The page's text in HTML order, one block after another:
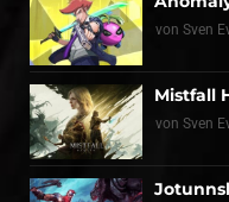
von Sven
Mistfall
von Sven